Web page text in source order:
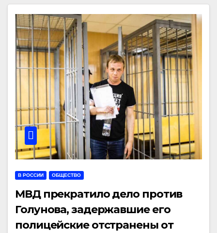
В РОССИИ ОБЩЕСТВО
МВД прекратило дело против
Голунова, задержавшие его
полицейские отстранены от